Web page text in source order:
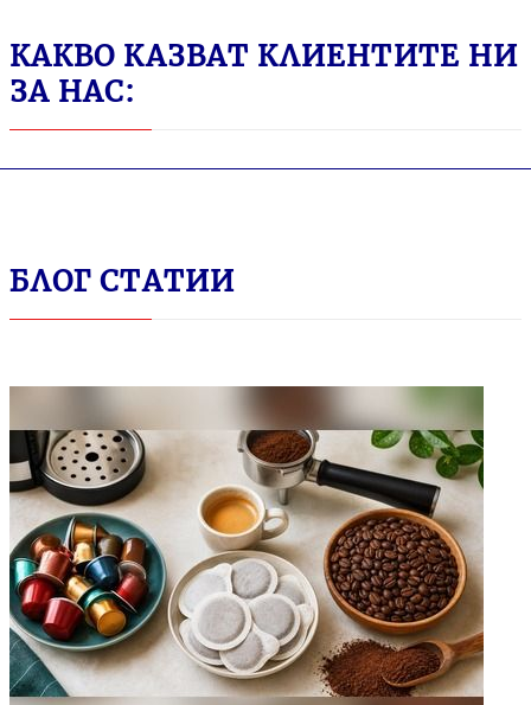
КАКВО КАЗВАТ КЛИЕНТИТЕ НИ
ЗА НАС:
БЛОГ СТАТИИ